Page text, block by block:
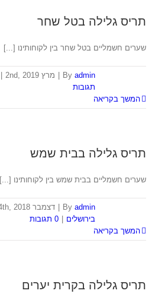
תריס גלילה בטל שחר
שערים חשמליים בטל שחר בין לקוחותינו [...]
Byadmin מרץ 2nd, 2019
תגובות
המשך בקריאה
תריס גלילה בבית שמש
שערים חשמליים בבית שמש בין לקוחותינו [...]
Byadmin דצמבר 14th, 2018
בירושלים
0 תגובות
המשך בקריאה
תריס גלילה בקרית יערים